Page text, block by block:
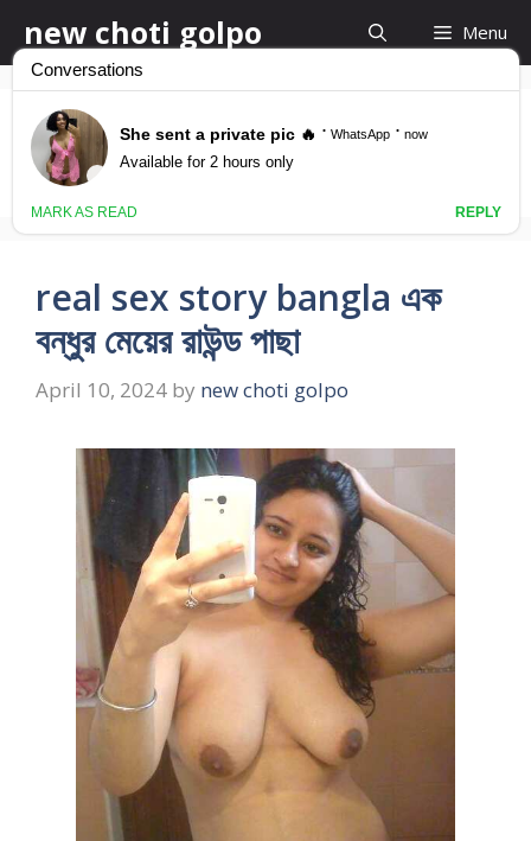
to
content
new choti golpo Menu
bf choti golpo
real sex story bangla এক
বন্ধুর মেয়ের রাউন্ড পাছা
April 10, 2024 by new choti golpo